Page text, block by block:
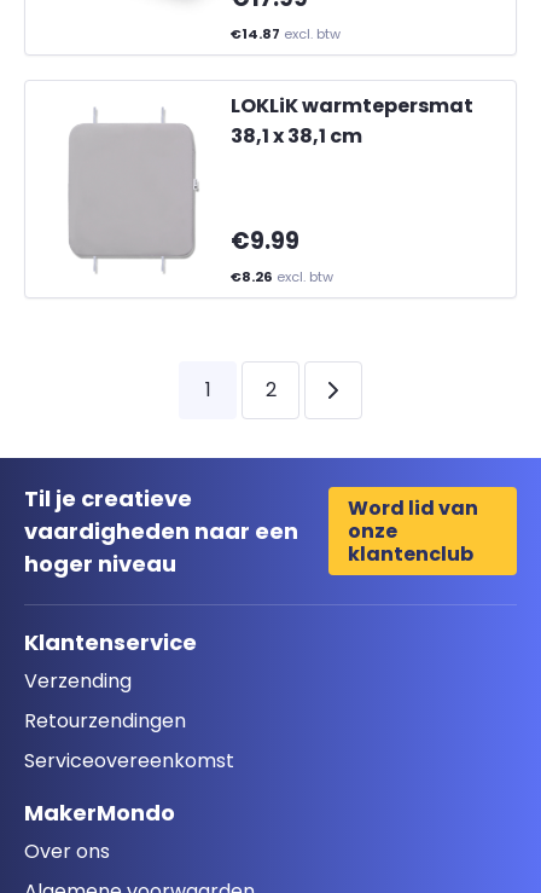
€14.87 excl. btw
LOKLiK warmtepersmat
38,1 x 38,1 cm
€9.99
€8.26 excl. btw
1 2
Volgende
Til je creatieve
vaardigheden naar een
hoger niveau
Word lid van
onze
klantenclub
Klantenservice
Verzending
Retourzendingen
Serviceovereenkomst
MakerMondo
Over ons